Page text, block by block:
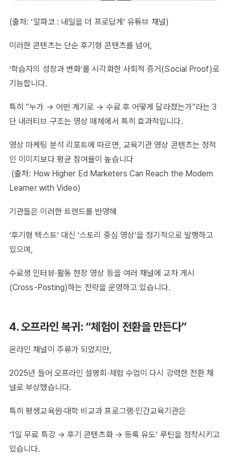
(출처: ‘알파코 : 내일을 더 프로답게’ 유튜브 채널)
이러한 콘텐츠는 단순 후기형 콘텐츠를 넘어,
‘학습자의 성장과 변화’를 시각화한 사회적 증거(Social Proof)로
기능합니다.
특히 “누가 → 어떤 계기로 → 수료 후 어떻게 달라졌는가”라는 3
단 내러티브 구조는 영상 매체에서 특히 효과적입니다.
영상 마케팅 분석 리포트에 따르면, 교육기관 영상 콘텐츠는 정적
인 이미지보다 평균 참여율이 높습니다
(출처: How Higher Ed Marketers Can Reach the Modern
Learner with Video)
기관들은 이러한 트렌드를 반영해
‘후기형 텍스트’ 대신 ‘스토리 중심 영상’을 정기적으로 발행하고
있으며,
수료생 인터뷰·활동 현장 영상 등을 여러 채널에 교차 게시
(Cross-Posting)하는 전략을 운영하고 있습니다.
4. 오프라인 복귀: “체험이 전환을 만든다”
온라인 채널이 주류가 되었지만,
2025년 들어 오프라인 설명회·체험 수업이 다시 강력한 전환 채
널로 부상했습니다.
특히 평생교육원·대학 비교과 프로그램·민간교육기관은
‘1일 무료 특강 → 후기 콘텐츠화 → 등록 유도’ 루틴을 정착시키고
있습니다.